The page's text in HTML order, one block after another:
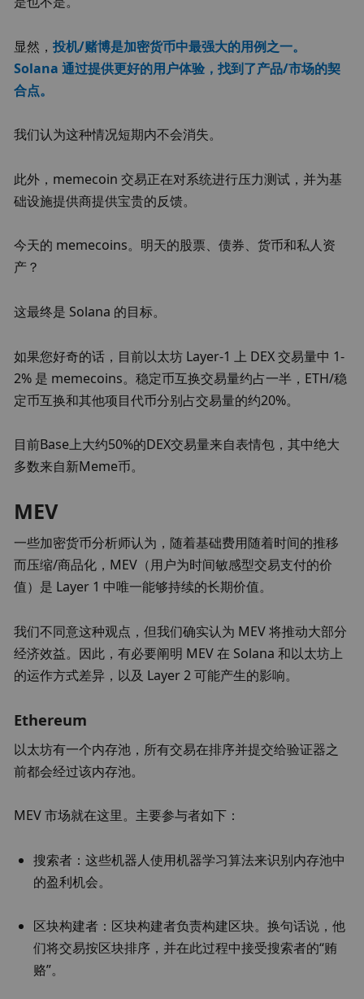
显然，投机/赌博是加密货币中最强大的用例之一。
Solana 通过提供更好的用户体验，找到了产品/市场的契
合点。
我们认为这种情况短期内不会消失。
此外，memecoin 交易正在对系统进行压力测试，并为基
础设施提供商提供宝贵的反馈。
今天的 memecoins。明天的股票、债券、货币和私人资
产？
这最终是 Solana 的目标。
如果您好奇的话，目前以太坊 Layer-1 上 DEX 交易量中 1-
2% 是 memecoins。稳定币互换交易量约占一半，ETH/稳
定币互换和其他项目代币分别占交易量的约20%。
目前Base上大约50%的DEX交易量来自表情包，其中绝大
多数来自新Meme币。
MEV
一些加密货币分析师认为，随着基础费用随着时间的推移
而压缩/商品化，MEV（用户为时间敏感型交易支付的价
值）是 Layer 1 中唯一能够持续的长期价值。
我们不同意这种观点，但我们确实认为 MEV 将推动大部分
经济效益。因此，有必要阐明 MEV 在 Solana 和以太坊上
的运作方式差异，以及 Layer 2 可能产生的影响。
Ethereum
以太坊有一个内存池，所有交易在排序并提交给验证器之
前都会经过该内存池。
MEV 市场就在这里。主要参与者如下：
搜索者：这些机器人使用机器学习算法来识别内存池中
的盈利机会。
区块构建者：区块构建者负责构建区块。换句话说，他
们将交易按区块排序，并在此过程中接受搜索者的“贿
赂”。